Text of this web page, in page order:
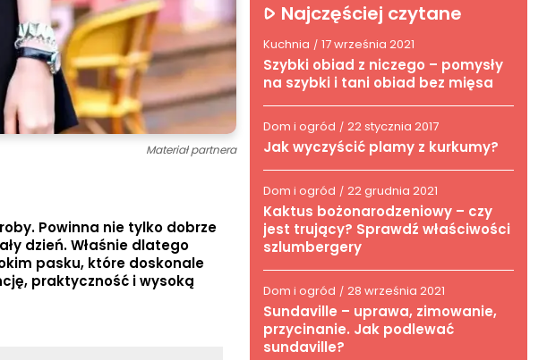
Materiał partnera
Powinna nie tylko dobrze
dzień. Właśnie dlatego
pasku, które doskonale
praktyczność i wysoką
Najczęściej czytane
Kuchnia / 17 września 2021
Szybki obiad z niczego – pomysły
na szybki i tani obiad bez mięsa
Dom i ogród / 22 stycznia 2017
Jak wyczyścić plamy z kurkumy?
Dom i ogród / 22 grudnia 2021
Kaktus bożonarodzeniowy – czy
jest trujący? Sprawdź właściwości
szlumbergery
Dom i ogród / 28 września 2021
Sundaville – uprawa, zimowanie,
przycinanie. Jak podlewać
sundaville?